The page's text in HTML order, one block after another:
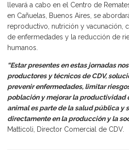
llevará a cabo en el Centro de
en Cañuelas, Buenos Aires, se
reproductivo, nutrición y vacunación,
de enfermedades y la reducción de
humanos.
“Estar presentes en estas jornadas
productores y técnicos de CDV,
prevenir enfermedades, limitar
población y mejorar la productividad
animal es parte de la salud pública y
directamente en la producción y la
Matticoli, Director Comercial de CDV.